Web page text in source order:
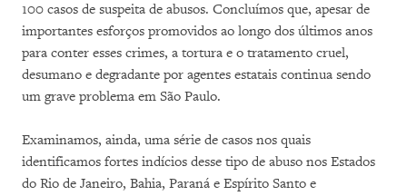
100 casos de suspeita de abusos. Concluímos que, apesar de
importantes esforços promovidos ao longo dos últimos anos
para conter esses crimes, a tortura e o tratamento cruel,
desumano e degradante por agentes estatais continua sendo
um grave problema em São Paulo.
Examinamos, ainda, uma série de casos nos quais
identificamos fortes indícios desse tipo de abuso nos Estados
do Rio de Janeiro, Bahia, Paraná e Espírito Santo e